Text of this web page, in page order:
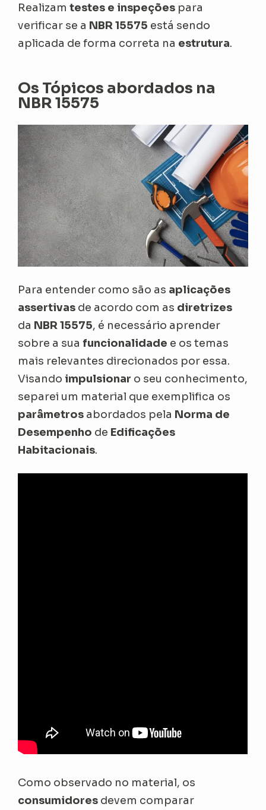
Realizamtestes e inspeções para
verificar se a NBR 15575 está sendo
aplicada de forma correta na estrutura.
Os Tópicos abordados na
NBR 15575
Para entender como são as aplicações
assertivas de acordo com as diretrizes
da NBR 15575, é necessário aprender
sobre a suafuncionalidade e os temas
mais relevantes direcionados por essa.
Visando impulsionar o seu conhecimento,
separei um material que exemplifica os
parâmetros abordados pela Norma de
Desempenho de Edificações
Habitacionais.
Como observado no material, os
consumidores devem comparar